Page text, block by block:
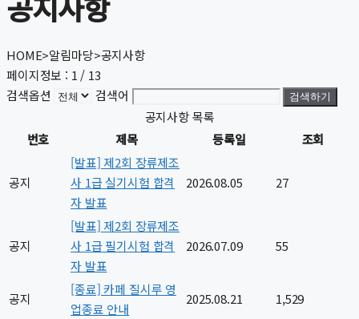
HOME>알림마당>공지사항
페이지정보 : 1 / 13
검색옵션
검색어 검색하기
공지사항 목록
번호
제목 등록일 조회
공지
[발표] 제2회 장류제조
사 1급 실기시험 합격
자 발표
2026.08.05 27
공지
[발표] 제2회 장류제조
사 1급 필기시험 합격
자 발표
2026.07.09 55
공지
[종료] 카페 질시루 영
업종료 안내
2025.08.21 1,529